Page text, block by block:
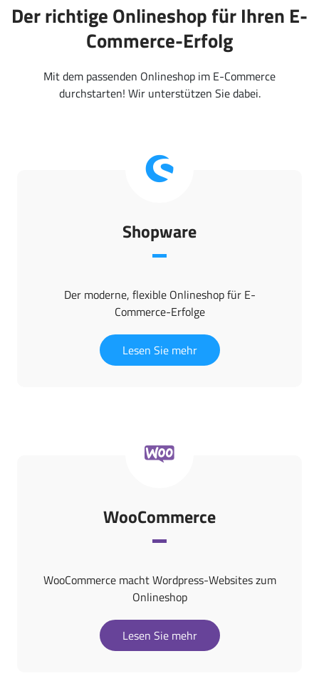
Der richtige Onlineshop für Ihren E-
Commerce-Erfolg
Mit dem passenden Onlineshop im E-Commerce
durchstarten! Wir unterstützen Sie dabei.
Shopware
Der moderne, flexible Onlineshop für E-
Commerce-Erfolge
Lesen Sie mehr
WooCommerce
WooCommerce macht Wordpress-Websites zum
Onlineshop
Lesen Sie mehr